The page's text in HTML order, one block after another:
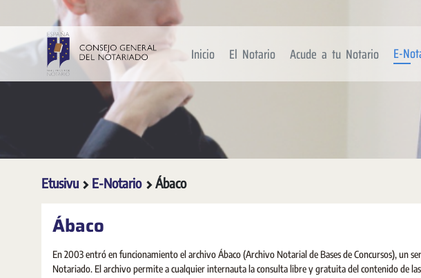
Siirry pääsisältöön
Inicio El Notario Acude a tu Notario E-
Etusivu E-Notario Ábaco
Ábaco
En 2003 entró en funcionamiento el archivo Ábaco (Archivo Notarial de Bases de Concursos), un
Notariado. El archivo permite a cualquier internauta la consulta libre y gratuita del contenido de